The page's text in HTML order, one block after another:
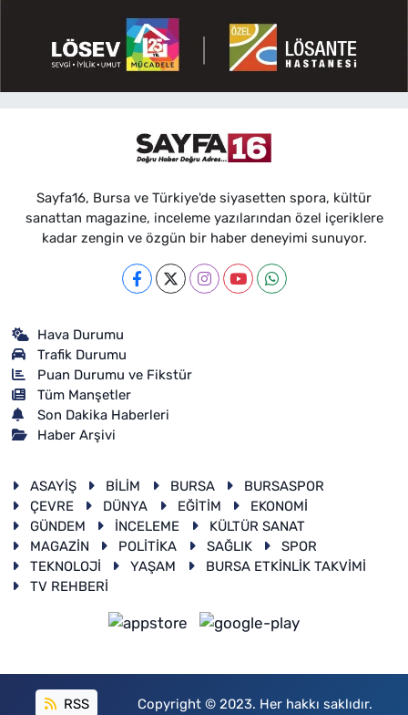
Sayfa16, Bursa ve Türkiye'de siyasetten spora, kültür
sanattan magazine, inceleme yazılarından özel içeriklere
kadar zengin ve özgün bir haber deneyimi sunuyor.
Hava Durumu
Trafik Durumu
Puan Durumu ve Fikstür
Tüm Manşetler
Son Dakika Haberleri
Haber Arşivi
ASAYİŞ BİLİM BURSA
BURSASPOR
ÇEVRE
DÜNYA EĞİTİM
EKONOMİ
GÜNDEM
İNCELEME
KÜLTÜR SANAT
MAGAZİN
POLİTİKA SAĞLIK
SPOR
TEKNOLOJİ
YAŞAM
BURSA ETKİNLİK TAKVİMİ
TV REHBERİ
RSS Copyright © 2023. Her hakkı saklıdır.